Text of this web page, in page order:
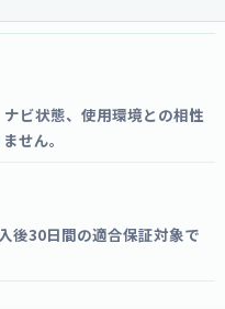
ビ状態、使用環境との相性
せん。
後30日間の適合保証対象で